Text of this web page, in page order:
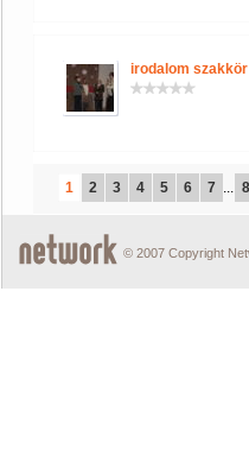
irodalom szakkör
1 2 3 4 5 6 7 ...
© 2007 Copyright